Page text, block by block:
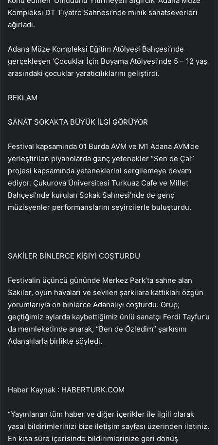
Kompleksi DT Tiyatro Sahnesi’nde minik sanatseverleri
ağırladı.
Adana Müze Kompleksi Eğitim Atölyesi Bahçesi’nde
gerçekleşen ‘Çocuklar İçin Boyama Atölyesi’nde 5 – 12 yaş
arasındaki çocuklar yaratıcılıklarını geliştirdi.
REKLAM
SANAT SOKAKTA BÜYÜK İLGİ GÖRÜYOR
Festival kapsamında 01 Burda AVM ve M1 Adana AVM’de
yerleştirilen piyanolarda genç yetenekler “Sen de Çal”
projesi kapsamında yeteneklerini sergilemeye devam
ediyor. Çukurova Üniversitesi Turkuaz Cafe ve Millet
Bahçesi’nde kurulan Sokak Sahnesi’nde de genç
müzisyenler performanslarını seyircilerle buluşturdu.
SAKİLER BİNLERCE KİŞİYİ COŞTURDU
Festivalin üçüncü gününde Merkez Park’ta sahne alan
Sakiler, oyun havaları ve sevilen şarkılara kattıkları özgün
yorumlarıyla on binlerce Adanalıyı coşturdu. Grup;
geçtiğimiz aylarda kaybettiğimiz ünlü sanatçı Ferdi Tayfur’u
da memleketinde anarak, “Ben de Özledim” şarkısını
Adanalılarla birlikte söyledi.
Haber Kaynak : HABERTURK.COM
“Yayınlanan tüm haber ve diğer içerikler ile ilgili olarak
yasal bildirimlerinizi bize iletişim sayfası üzerinden iletiniz.
En kısa süre içerisinde bildirimlerinize geri dönüş